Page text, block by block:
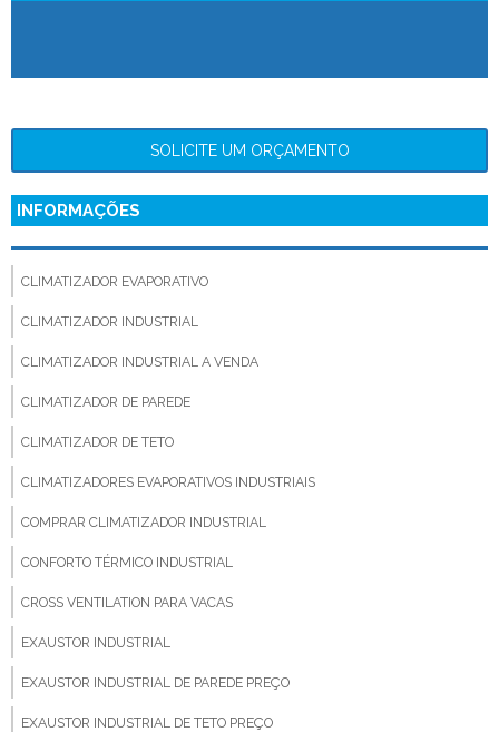
SOLICITE UM ORÇAMENTO
INFORMAÇÕES
CLIMATIZADOR EVAPORATIVO
CLIMATIZADOR INDUSTRIAL
CLIMATIZADOR INDUSTRIAL A VENDA
CLIMATIZADOR DE PAREDE
CLIMATIZADOR DE TETO
CLIMATIZADORES EVAPORATIVOS INDUSTRIAIS
COMPRAR CLIMATIZADOR INDUSTRIAL
CONFORTO TÉRMICO INDUSTRIAL
CROSS VENTILATION PARA VACAS
EXAUSTOR INDUSTRIAL
EXAUSTOR INDUSTRIAL DE PAREDE PREÇO
EXAUSTOR INDUSTRIAL DE TETO PREÇO